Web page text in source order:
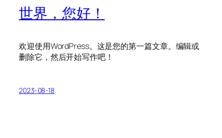
世界，您好！
欢迎使用WordPress。这是您的第一篇文章。编辑或
删除它，然后开始写作吧！
2023-08-18